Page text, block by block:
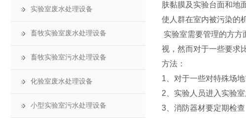
肤黏膜及实验台面和地
使人群在室内被污染的
实验室需要管理的方
视，然而对于一些要求
方法：
1、对于一些对特殊场
2、实验人员进入实验
3、消防器材要定期检
实验室废水处理设备
畜牧实验室废水处理设备
畜牧实验室污水处理设备
化验室废水处理设备
小型实验室污水处理设备